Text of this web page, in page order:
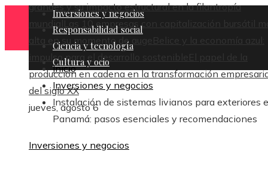
grandes y su impacto estructural en la filantropía
mundial
Las 10 empresas con capitalización bursátil
alta en su momento de auge Belice y la economía azul:
impulso para el desarrollo sostenible El papel de la
producción en cadena en la transformación
del siglo XX
jueves, agosto 6
Inversiones y negocios
Responsabilidad social
Ciencia y tecnología
Cultura y ocio
Inicio
Inversiones y negocios
Instalación de sistemas livianos para exteriores
Panamá: pasos esenciales y recomendaciones
Inversiones y negocios